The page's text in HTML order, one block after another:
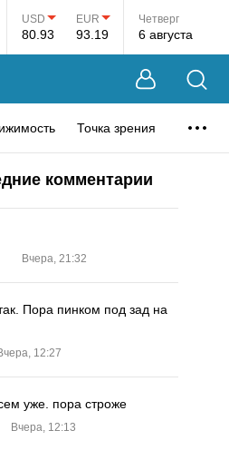
USD
80.93
EUR
93.19
Четверг
6 августа
Точка зрения
комментарии
Вчера, 21:32
Пора пинком под зад на
12:27
уже. пора строже
Вчера, 12:13